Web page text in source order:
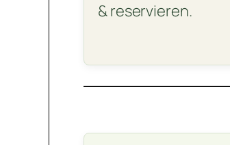
& reservieren.